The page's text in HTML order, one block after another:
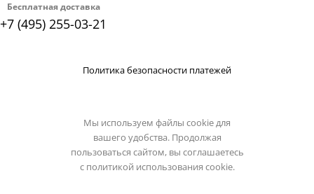
Бесплатная доставка
+7 (495) 255-03-21
Политика безопасности платежей
Мы используем файлы cookie для
вашего удобства. Продолжая
пользоваться сайтом, вы соглашаетесь
с политикой использования cookie.